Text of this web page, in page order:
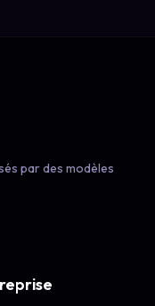
par des modèles